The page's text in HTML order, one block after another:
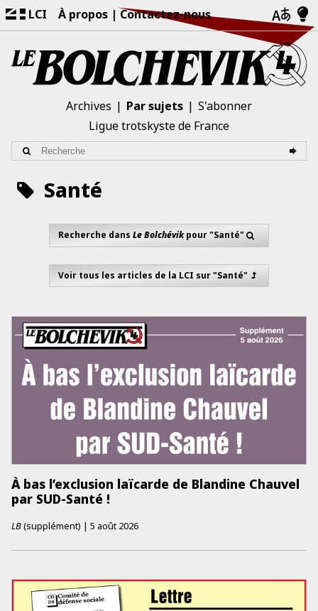
LCI À propos Contactez-nous
Archives Par sujets
S'abonner
Ligue trotskyste de France
Santé
Recherche dans Le Bolchévikpour "Santé"
Voir tous les articles de la LCI sur "Santé"
À bas l’exclusion laïcarde de Blandine Chauvel
par SUD-­Santé !
LB(supplément) | 5 août 2026